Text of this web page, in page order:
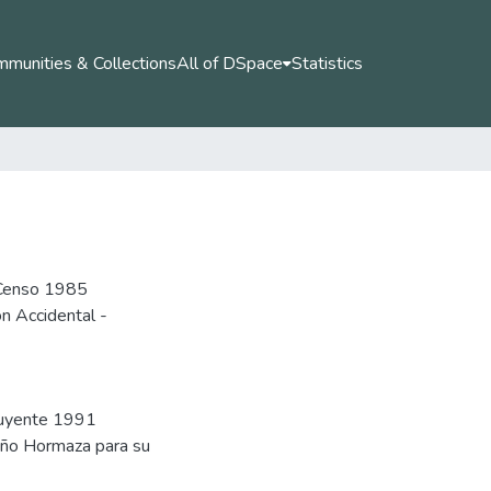
& CollectionsAll of DSpace Statistics
1985
Accidental -
1991
Hormaza para su